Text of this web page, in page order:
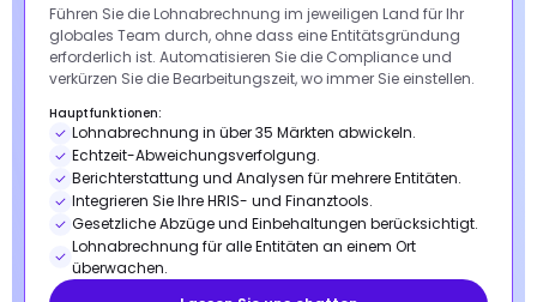
Führen Sie die Lohnabrechnung im jeweiligen Land für Ihr
globales Team durch, ohne dass eine Entitätsgründung
erforderlich ist. Automatisieren Sie die Compliance und
verkürzen Sie die Bearbeitungszeit, wo immer Sie einstellen.
Hauptfunktionen:
Lohnabrechnung in über 35 Märkten abwickeln.
Echtzeit-Abweichungsverfolgung.
Berichterstattung und Analysen für mehrere Entitäten.
Integrieren Sie Ihre HRIS- und Finanztools.
Gesetzliche Abzüge und Einbehaltungen berücksichtigt.
Lohnabrechnung für alle Entitäten an einem Ort
überwachen.